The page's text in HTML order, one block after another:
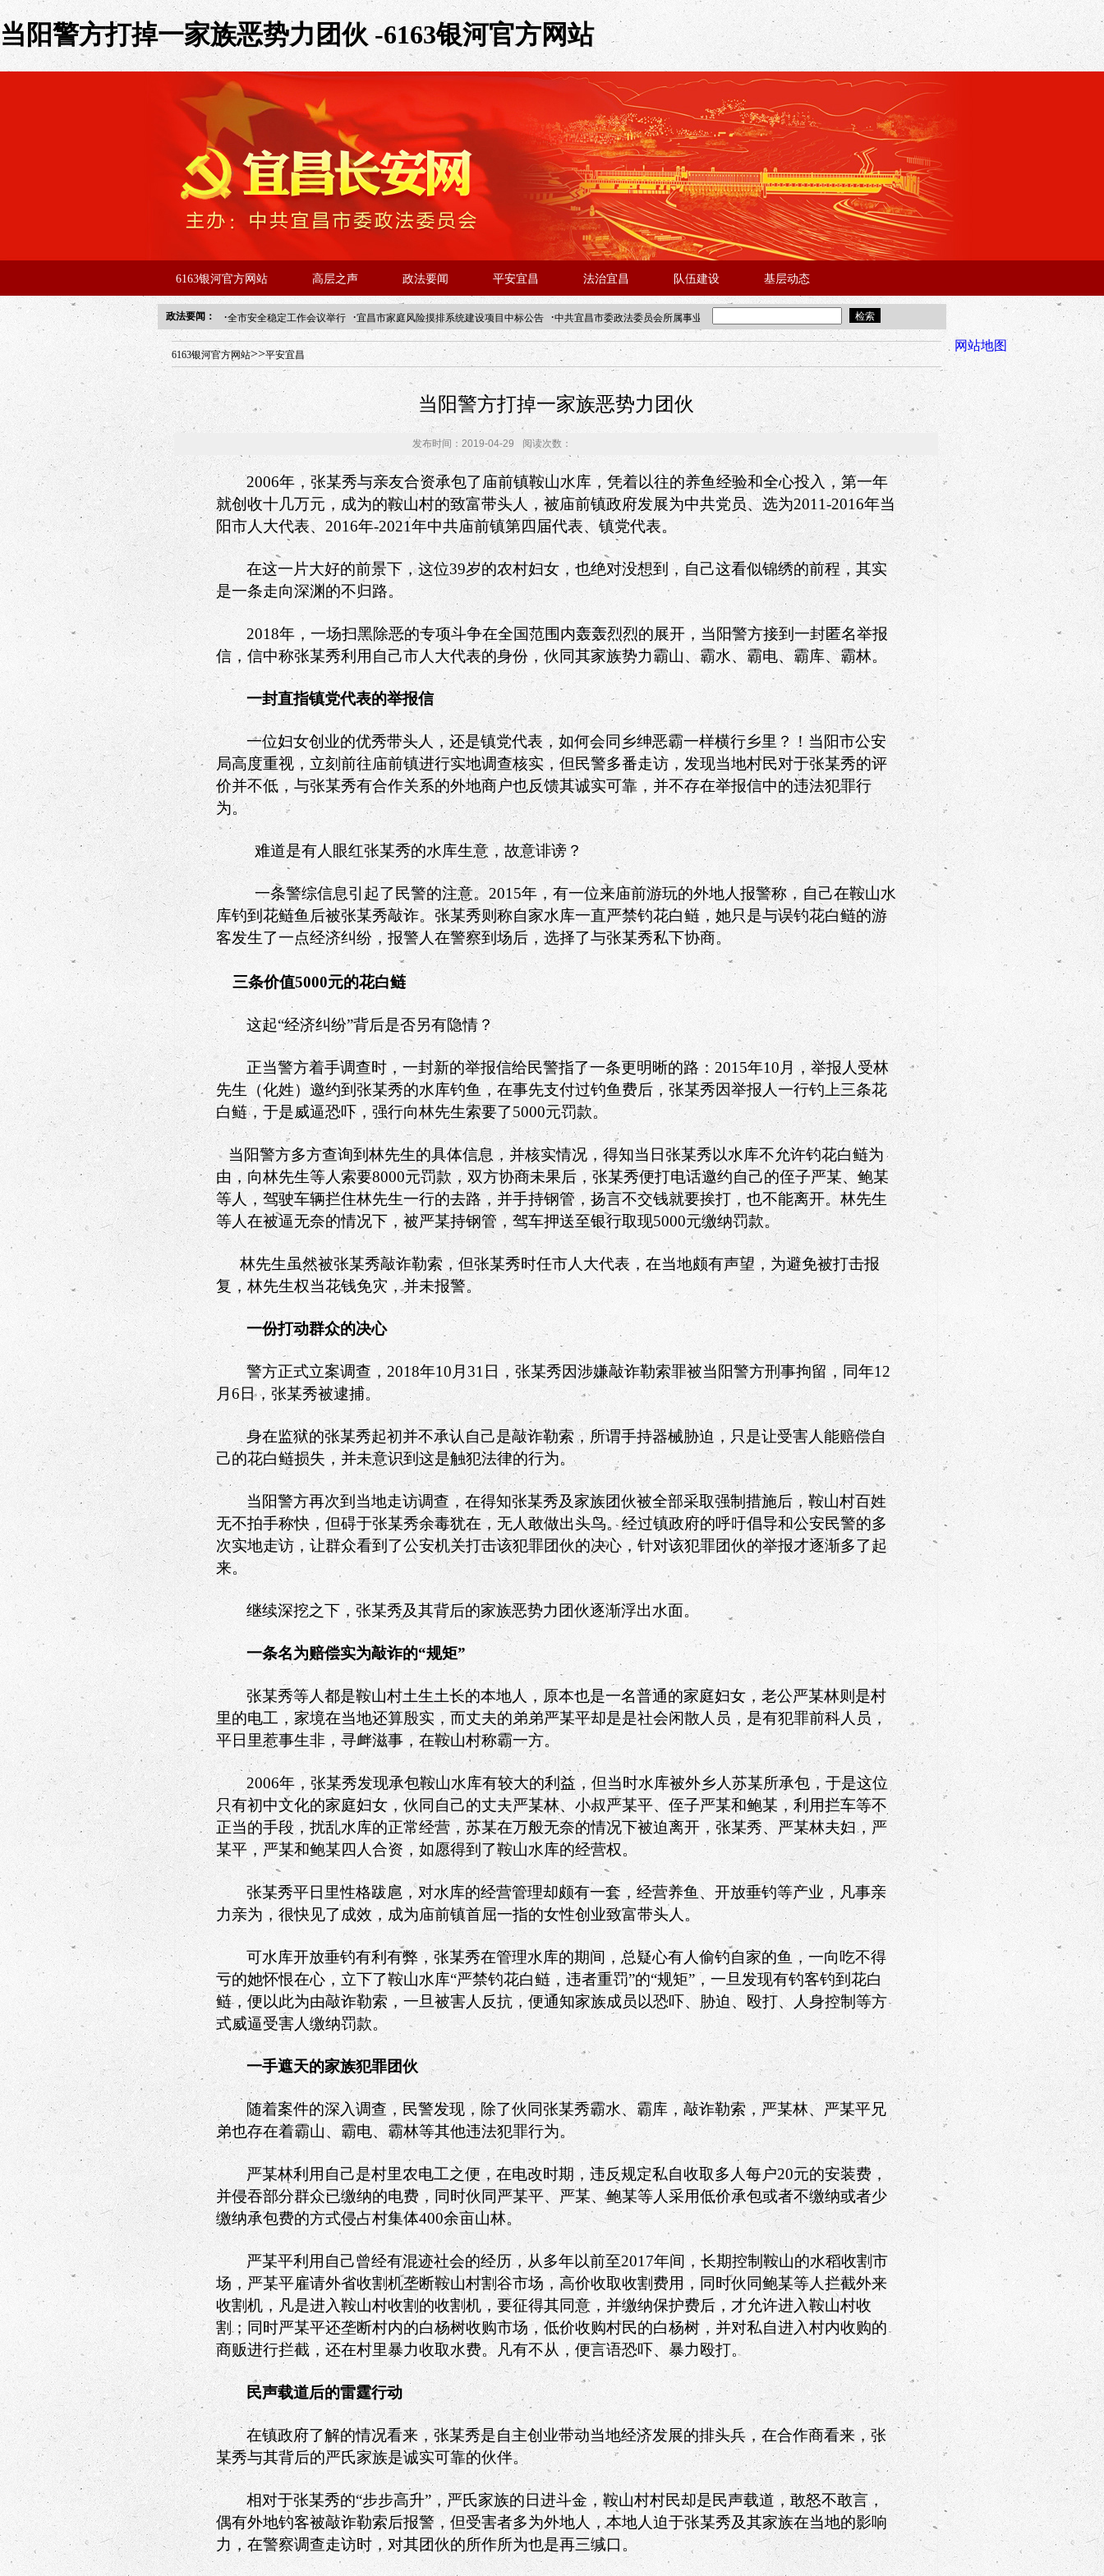
当阳警方打掉一家族恶势力团伙 -6163银河官方网站
6163银河官方网站 高层之声 政法要闻 平安宜昌 法治宜昌 队伍建设 基层动态
政法要闻： ·全市安全稳定工作会议举行 ·宜昌市家庭风险摸排系统建设项目中标公告 ·中共宜昌市委政法委员会所属事业单位2025年“招才兴业”事业单位人才引进·北京站面试成绩公告
年“招才兴业”事业单位人才引进·北京站人民大学入校工作提醒
全市安全
6163银河官方网站>>平安宜昌
当阳警方打掉一家族恶势力团伙
发布时间：2019-04-29 阅读次数：
2006年，张某秀与亲友合资承包了庙前镇鞍山水库，凭着以往的养鱼经验和全心投入，第一年
就创收十几万元，成为的鞍山村的致富带头人，被庙前镇政府发展为中共党员、选为2011-2016年当
阳市人大代表、 2016年-2021年中共庙前镇第四届代表、镇党代表。
在这一片大好的前景下，这位39岁的农村妇女，也绝对没想到，自己这看似锦绣的前程，其实
是一条走向深渊的不归路。
2018年，一场扫黑除恶的专项斗争在全国范围内轰轰烈烈的展开，当阳警方接到一封匿名举报
信，信中称张某秀利用自己市人大代表的身份，伙同其家族势力霸山、霸水、霸电、霸库、霸林。
一封直指镇党代表的举报信
一位妇女创业的优秀带头人，还是镇党代表，如何会同乡绅恶霸一样横行乡里？！当阳市公安
局高度重视，立刻前往庙前镇进行实地调查核实，但民警多番走访，发现当地村民对于张某秀的评
价并不低，与张某秀有合作关系的外地商户也反馈其诚实可靠，并不存在举报信中的违法犯罪行
为。
难道是有人眼红张某秀的水库生意，故意诽谤？
一条警综信息引起了民警的注意。2015年，有一位来庙前游玩的外地人报警称，自己在鞍山水
库钓到花鲢鱼后被张某秀敲诈。张某秀则称自家水库一直严禁钓花白鲢，她只是与误钓花白鲢的游
客发生了一点经济纠纷，报警人在警察到场后，选择了与张某秀私下协商。
三条价值5000元的花白鲢
这起“经济纠纷”背后是否另有隐情？
正当警方着手调查时，一封新的举报信给民警指了一条更明晰的路： 2015年10 月，举报人受林
先生（化姓）邀约到张某秀的水库钓鱼，在事先支付过钓鱼费后，张某秀因举报人一行钓上三条花
白鲢，于是威逼恐吓，强行向林先生索要了5000元罚款。
当阳警方多方查询到林先生的具体信息，并核实情况，得知当日张某秀以水库不允许钓花白鲢为
由，向林先生等人索要8000元罚款，双方协商未果后，张某秀便打电话邀约自己的侄子严某、鲍某
等人，驾驶车辆拦住林先生一行的去路，并手持钢管，扬言不交钱就要挨打，也不能离开。林先生
等人在被逼无奈的情况下，被严某持钢管，驾车押送至银行取现5000元缴纳罚款。
林先生虽然被张某秀敲诈勒索，但张某秀时任市人大代表，在当地颇有声望，为避免被打击报
复，林先生权当花钱免灾，并未报警。
一份打动群众的决心
警方正式立案调查，2018年10 月31 日，张某秀因涉嫌敲诈勒索罪被当阳警方刑事拘留，同年12
月6 日，张某秀被逮捕。
身在监狱的张某秀起初并不承认自己是敲诈勒索，所谓手持器械胁迫，只是让受害人能赔偿自
己的花白鲢损失，并未意识到这是触犯法律的行为。
当阳警方再次到当地走访调查，在得知张某秀及家族团伙被全部采取强制措施后，鞍山村百姓
无不拍手称快，但碍于张某秀余毒犹在，无人敢做出头鸟。经过镇政府的呼吁倡导和公安民警的多
次实地走访，让群众看到了公安机关打击该犯罪团伙的决心，针对该犯罪团伙的举报才逐渐多了起
来。
继续深挖之下，张某秀及其背后的家族恶势力团伙逐渐浮出水面。
一条名为赔偿实为敲诈的“规矩”
张某秀等人都是鞍山村土生土长的本地人，原本也是一名普通的家庭妇女，老公严某林则是村
里的电工，家境在当地还算殷实，而丈夫的弟弟严某平却是是社会闲散人员，是有犯罪前科人员，
平日里惹事生非，寻衅滋事，在鞍山村称霸一方。
2006年，张某秀发现承包鞍山水库有较大的利益，但当时水库被外乡人苏某所承包，于是这位
只有初中文化的家庭妇女，伙同自己的丈夫严某林、小叔严某平、侄子严某和鲍某，利用拦车等不
正当的手段，扰乱水库的正常经营，苏某在万般无奈的情况下被迫离开，张某秀、严某林夫妇，严
某平，严某和鲍某四人合资，如愿得到了鞍山水库的经营权。
张某秀平日里性格跋扈，对水库的经营管理却颇有一套，经营养鱼、开放垂钓等产业，凡事亲
力亲为，很快见了成效，成为庙前镇首屈一指的女性创业致富带头人。
可水库开放垂钓有利有弊，张某秀在管理水库的期间，总疑心有人偷钓自家的鱼，一向吃不得
亏的她怀恨在心，立下了鞍山水库“严禁钓花白鲢，违者重罚”的“规矩”，一旦发现有钓客钓到花白
鲢，便以此为由敲诈勒索，一旦被害人反抗，便通知家族成员以恐吓、胁迫、殴打、人身控制等方
式威逼受害人缴纳罚款。
一手遮天的家族犯罪团伙
随着案件的深入调查，民警发现，除了伙同张某秀霸水、霸库，敲诈勒索，严某林、严某平兄
弟也存在着霸山、霸电、霸林等其他违法犯罪行为。
严某林利用自己是村里农电工之便，在电改时期，违反规定私自收取多人每户20元的安装费，
并侵吞部分群众已缴纳的电费，同时伙同严某平、严某、鲍某等人采用低价承包或者不缴纳或者少
缴纳承包费的方式侵占村集体400余亩山林。
严某平利用自己曾经有混迹社会的经历，从多年以前至2017年间，长期控制鞍山的水稻收割市
场，严某平雇请外省收割机垄断鞍山村割谷市场，高价收取收割费用，同时伙同鲍某等人拦截外来
收割机，凡是进入鞍山村收割的收割机，要征得其同意，并缴纳保护费后，才允许进入鞍山村收
割；同时严某平还垄断村内的白杨树收购市场，低价收购村民的白杨树，并对私自进入村内收购的
商贩进行拦截，还在村里暴力收取水费。凡有不从，便言语恐吓、暴力殴打。
民声载道后的雷霆行动
在镇政府了解的情况看来，张某秀是自主创业带动当地经济发展的排头兵，在合作商看来，张
某秀与其背后的严氏家族是诚实可靠的伙伴。
相对于张某秀的“步步高升”，严氏家族的日进斗金，鞍山村村民却是民声载道，敢怒不敢言，
偶有外地钓客被敲诈勒索后报警，但受害者多为外地人，本地人迫于张某秀及其家族在当地的影响
力，在警察调查走访时，对其团伙的所作所为也是再三缄口。
网站地图